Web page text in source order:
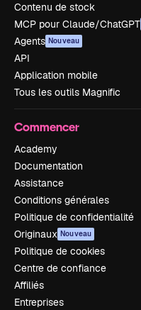
Contenu de stock
MCP pour Claude/ChatGPT
Agents Nouveau
API
Application mobile
Tous les outils Magnific
Commencer
Academy
Documentation
Assistance
Conditions générales
Politique de confidentialité
Originaux Nouveau
Politique de cookies
Centre de confiance
Affiliés
Entreprises